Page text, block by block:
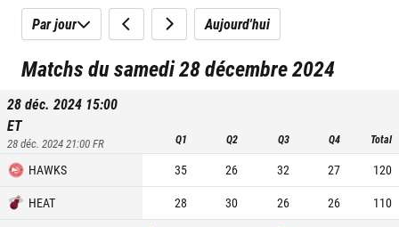
Par jour Aujourd'hui
Matchs du samedi 28 décembre 2024
28 déc. 2024 15:00
ET
28 déc. 2024 21:00FR Q1 Q2 Q3 Q4 Total
HAWKS 35 26 32 27
120
HEAT
28 30 26 26 110